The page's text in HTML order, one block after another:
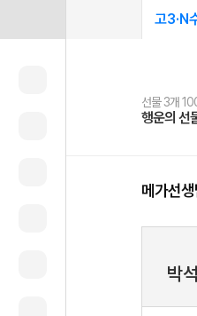
고3·N
선물 3개
행운의 선
선물 100%
메가스터
여름방학 스
메가런 썸
2027 러셀
강사 공개
스마트러닝
설문
메가패스
3일 무료
메가패스 수
메가클럽
사회공헌 캠
희망이룸
메가선생
박